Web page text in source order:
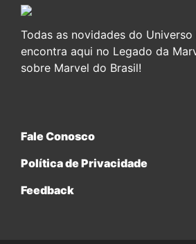
Todas as novidades do
encontra aqui no Legado da
sobre Marvel do Brasil!
Fale Conosco
Política de Privacidade
Feedback